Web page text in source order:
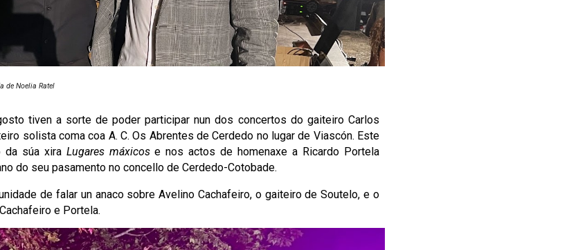
de Noelia Ratel
tiven a sorte de poder participar nun dos concertos do gaiteiro Carlos
solista coma coa A. C. Os Abrentes de Cerdedo no lugar de Viascón. Este
da súa xira Lugares máxicose nos actos de homenaxe a Ricardo Portela
do seu pasamento no concello de Cerdedo-Cotobade.
de falar un anaco sobre Avelino Cachafeiro, o gaiteiro de Soutelo, e o
e Portela.